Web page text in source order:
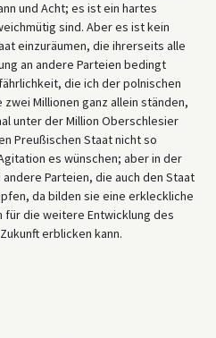
und Acht; es ist ein hartes
sind. Aber es ist kein
einzuräumen, die ihrerseits alle
an andere Parteien bedingt
die ich der polnischen
Millionen ganz allein ständen,
unter der Million Oberschlesier
Preußischen Staat nicht so
es wünschen; aber in der
Parteien, die auch den Staat
da bilden sie eine erkleckliche
für die weitere Entwicklung des
erblicken kann.